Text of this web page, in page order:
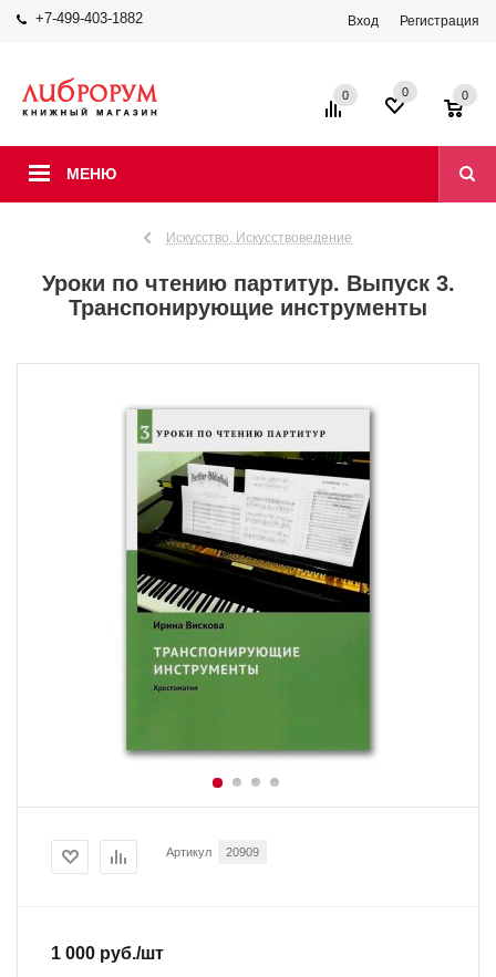
+7-499-403-1882 Вход Регистрация
МЕНЮ
0 0 0
Искусство. Искусствоведение
Уроки по чтению партитур. Выпуск 3.
Транспонирующие инструменты
Артикул 20909
1 000 руб./шт